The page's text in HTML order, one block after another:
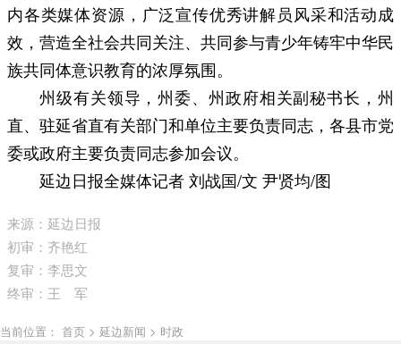
内各类媒体资源，广泛宣传优秀讲解员风采和活动成
效，营造全社会共同关注、共同参与青少年铸牢中华民
族共同体意识教育的浓厚氛围。
州级有关领导，州委、州政府相关副秘书长，州
直、驻延省直有关部门和单位主要负责同志，各县市党
委或政府主要负责同志参加会议。
延边日报全媒体记者 刘战国/文 尹贤均/图
来源：延边日报
初审：齐艳红
复审：李思文
终审：王 军
当前位置： 首页 > 延边新闻 > 时政